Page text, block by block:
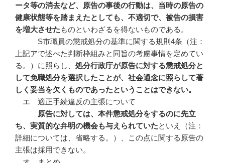
ータ等の消去など、原告の事後の行動は、当時の原告の
健康状態等を踏まえたとしても、不適切で、被告の損害
を増大させた ものといわざるを得ないものである。
S市職員の懲戒処分の基準に関する規則4条（注：
上記アで述べた判断枠組みと同旨の考慮事情を定めてい
る。）に照らし、 処分行政庁が原告に対する懲戒処分と
して免職処分を選択したことが、社会通念に照らして著
しく妥当を欠くものであったということはできない。
エ 適正手続違反の主張について
原告に対しては、本件懲戒処分をするのに先立
ち、実質的な弁明の機会も与えられていたといえ（注：
詳細については、省略する。）、この点に関する原告の
主張は採用できない。